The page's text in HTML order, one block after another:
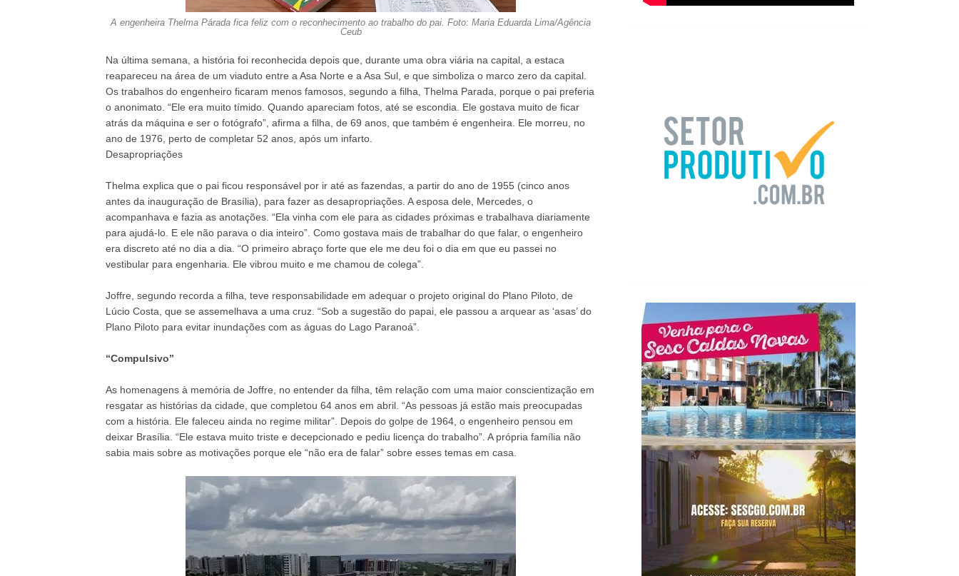
A engenheira Thelma Párada fica feliz com o reconhecimento ao trabalho do pai. Foto: Maria Eduarda Lima/Agência
Ceub
Na última semana, a história foi reconhecida depois que, durante uma obra viária na capital, a estaca
reapareceu na área de um viaduto entre a Asa Norte e a Asa Sul, e que simboliza o marco zero da capital.
Os trabalhos do engenheiro ficaram menos famosos, segundo a filha, Thelma Parada, porque o pai preferia
o anonimato. “Ele era muito tímido. Quando apareciam fotos, até se escondia. Ele gostava muito de ficar
atrás da máquina e ser o fotógrafo”, afirma a filha, de 69 anos, que também é engenheira. Ele morreu, no
ano de 1976, perto de completar 52 anos, após um infarto.
Desapropriações
Thelma explica que o pai ficou responsável por ir até as fazendas, a partir do ano de 1955 (cinco anos
antes da inauguração de Brasília), para fazer as desapropriações. A esposa dele, Mercedes, o
acompanhava e fazia as anotações. “Ela vinha com ele para as cidades próximas e trabalhava diariamente
para ajudá-lo. E ele não parava o dia inteiro”. Como gostava mais de trabalhar do que falar, o engenheiro
era discreto até no dia a dia. “O primeiro abraço forte que ele me deu foi o dia em que eu passei no
vestibular para engenharia. Ele vibrou muito e me chamou de colega”.
Joffre, segundo recorda a filha, teve responsabilidade em adequar o projeto original do Plano Piloto, de
Lúcio Costa, que se assemelhava a uma cruz. “Sob a sugestão do papai, ele passou a arquear as ‘asas’ do
Plano Piloto para evitar inundações com as águas do Lago Paranoá”.
“Compulsivo”
As homenagens à memória de Joffre, no entender da filha, têm relação com uma maior conscientização em
resgatar as histórias da cidade, que completou 64 anos em abril. “As pessoas já estão mais preocupadas
com a história. Ele faleceu ainda no regime militar”. Depois do golpe de 1964, o engenheiro pensou em
deixar Brasília. “Ele estava muito triste e decepcionado e pediu licença do trabalho”. A própria família não
sabia mais sobre as motivações porque ele “não era de falar” sobre esses temas em casa.